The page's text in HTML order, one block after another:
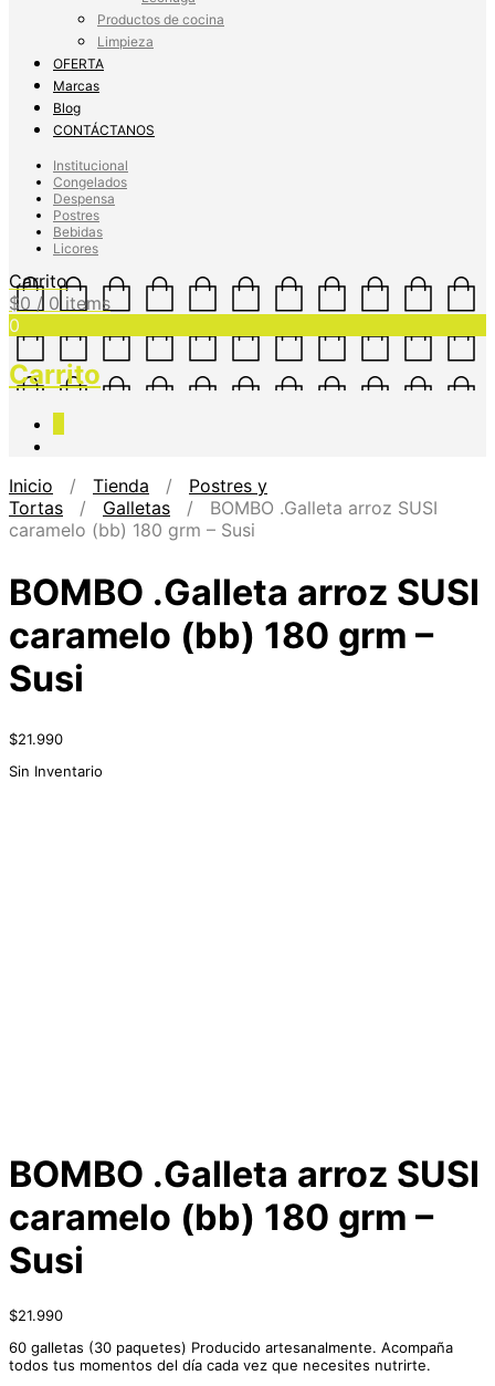
Productos de cocina
Limpieza
OFERTA
Marcas
Blog
CONTÁCTANOS
Institucional
Congelados
Despensa
Postres
Bebidas
Licores
Carrito
$0 / 0 items
0
Carrito
Inicio / Tienda / Postres y
Tortas / Galletas / BOMBO .Galleta arroz SUSI
caramelo (bb) 180 grm – Susi
BOMBO .Galleta arroz SUSI
caramelo (bb) 180 grm –
Susi
$21.990
Sin Inventario
BOMBO .Galleta arroz SUSI
caramelo (bb) 180 grm –
Susi
$21.990
60 galletas (30 paquetes) Producido artesanalmente. Acompaña
todos tus momentos del día cada vez que necesites nutrirte.